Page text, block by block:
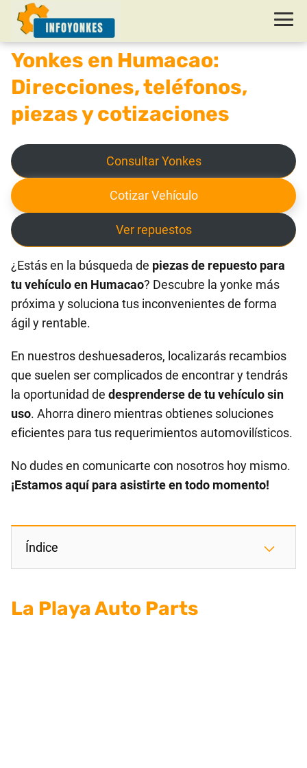
Yonkes en Humacao:
Direcciones, teléfonos,
piezas y cotizaciones
Consultar Yonkes
Cotizar Vehículo
Ver repuestos
¿Estás en la búsqueda de piezas de repuesto para
tu vehículo en Humacao? Descubre la yonke más
próxima y soluciona tus inconvenientes de forma
ágil y rentable.
En nuestros deshuesaderos, localizarás recambios
que suelen ser complicados de encontrar y tendrás
la oportunidad de desprenderse de tu vehículo sin
uso. Ahorra dinero mientras obtienes soluciones
eficientes para tus requerimientos automovilísticos.
No dudes en comunicarte con nosotros hoy mismo.
¡Estamos aquí para asistirte en todo momento!
Índice
La Playa Auto Parts